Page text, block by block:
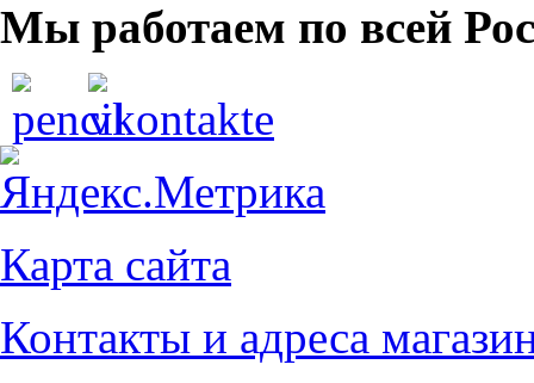
Мы работаем по всей
Карта сайта
Контакты и адреса